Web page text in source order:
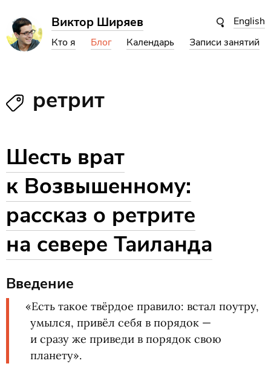
English
Виктор Ширяев
Кто я Блог Календарь Записи занятий
ретрит
Шесть врат
к Возвышенному:
рассказ о ретрите
на севере Таиланда
Введение
«Есть такое твёрдое правило: встал поутру,
умылся, привёл себя в порядок —
и сразу же приведи в порядок свою
планету».